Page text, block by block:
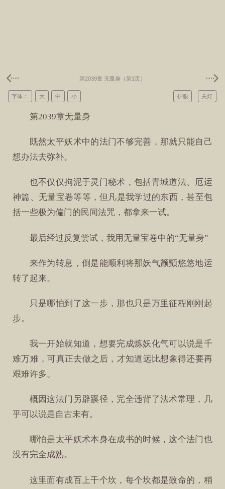
第2039章 无量身（第1页）
关灯
护眼
字体： 大 中 小
第2039章无量身
既然太平妖术中的法门不够完善，那就只能自己
想办法去弥补。
也不仅仅拘泥于灵门秘术，包括青城道法、厄运
神篇、无量宝卷等等，但凡是我学过的东西，甚至包
括一些极为偏门的民间法咒，都拿来一试。
最后经过反复尝试，我用无量宝卷中的“无量身”
来作为转息，倒是能顺利将那妖气颤颤悠悠地运
转了起来。
只是哪怕到了这一步，那也只是万里征程刚刚起
步。
我一开始就知道，想要完成炼妖化气可以说是千
难万难，可真正去做之后，才知道远比想象得还要再
艰难许多。
概因这法门另辟蹊径，完全违背了法术常理，几
乎可以说是自古未有。
哪怕是太平妖术本身在成书的时候，这个法门也
没有完全成熟。
这里面有成百上千个坎，每个坎都是致命的，稍